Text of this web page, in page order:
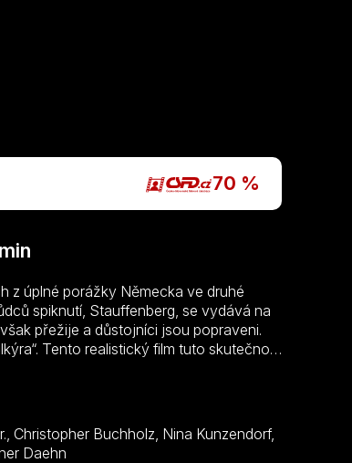
70 %
z úplné porážky Německa ve druhé
spiknutí, Stauffenberg, se vydává na
přežije a důstojníci jsou popraveni.
Tento realistický film tuto skutečnou
Bock, Waldemar Kobus, Werner Daehn